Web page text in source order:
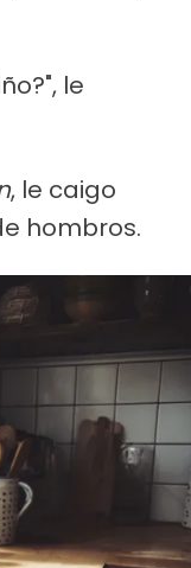
le
, le caigo
hombros.